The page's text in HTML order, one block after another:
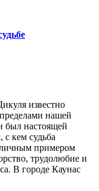
известно
нашей
был настоящей
кем судьба
примером
трудолюбие и
В городе Каунас